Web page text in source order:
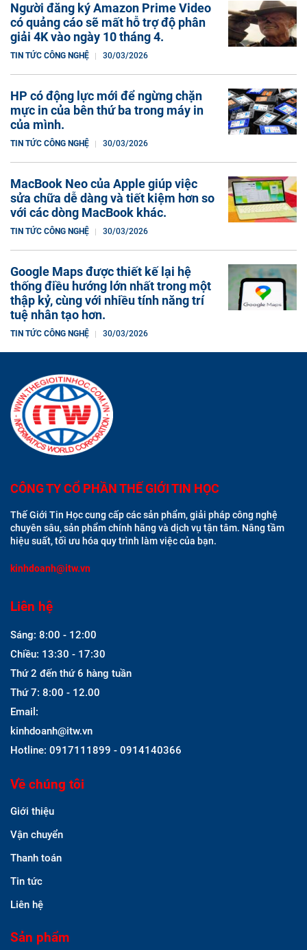
Người đăng ký Amazon Prime Video
có quảng cáo sẽ mất hỗ trợ độ phân
giải 4K vào ngày 10 tháng 4.
TIN TỨC CÔNG NGHỆ 30/03/2026
HP có động lực mới để ngừng chặn
mực in của bên thứ ba trong máy in
của mình.
TIN TỨC CÔNG NGHỆ 30/03/2026
MacBook Neo của Apple giúp việc
sửa chữa dễ dàng và tiết kiệm hơn so
với các dòng MacBook khác.
TIN TỨC CÔNG NGHỆ 30/03/2026
Google Maps được thiết kế lại hệ
thống điều hướng lớn nhất trong một
thập kỷ, cùng với nhiều tính năng trí
tuệ nhân tạo hơn.
TIN TỨC CÔNG NGHỆ 30/03/2026
CÔNG TY CỔ PHẦN THẾ GIỚI TIN HỌC
Thế Giới Tin Học cung cấp các sản phẩm, giải pháp công nghệ
chuyên sâu, sản phẩm chính hãng và dịch vụ tận tâm. Nâng tầm
hiệu suất, tối ưu hóa quy trình làm việc của bạn.
kinhdoanh@itw.vn
Liên hệ
Sáng: 8:00 - 12:00
Chiều: 13:30 - 17:30
Thứ 2 đến thứ 6 hàng tuần
Thứ 7: 8:00 - 12.00
Email:
kinhdoanh@itw.vn
Hotline: 0917111899 - 0914140366
Về chúng tôi
Giới thiệu
Vận chuyển
Thanh toán
Tin tức
Liên hệ
Sản phẩm